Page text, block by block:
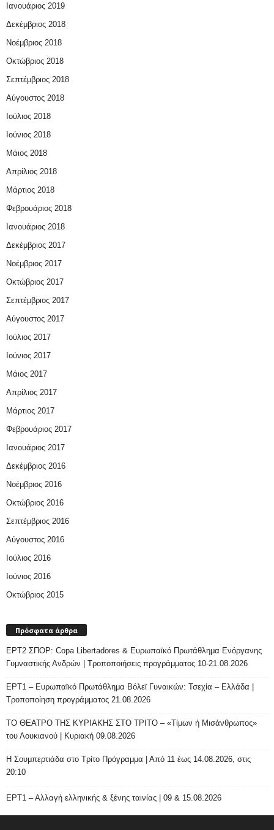
Ιανουάριος 2019
Δεκέμβριος 2018
Νοέμβριος 2018
Οκτώβριος 2018
Σεπτέμβριος 2018
Αύγουστος 2018
Ιούλιος 2018
Ιούνιος 2018
Μάιος 2018
Απρίλιος 2018
Μάρτιος 2018
Φεβρουάριος 2018
Ιανουάριος 2018
Δεκέμβριος 2017
Νοέμβριος 2017
Οκτώβριος 2017
Σεπτέμβριος 2017
Αύγουστος 2017
Ιούλιος 2017
Ιούνιος 2017
Μάιος 2017
Απρίλιος 2017
Μάρτιος 2017
Φεβρουάριος 2017
Ιανουάριος 2017
Δεκέμβριος 2016
Νοέμβριος 2016
Οκτώβριος 2016
Σεπτέμβριος 2016
Αύγουστος 2016
Ιούλιος 2016
Ιούνιος 2016
Οκτώβριος 2015
Πρόσφατα άρθρα
ΕΡΤ2 ΣΠΟΡ: Copa Libertadores & Ευρωπαϊκό Πρωτάθλημα Ενόργανης
Γυμναστικής Ανδρών | Τροποποιήσεις προγράμματος 10-21.08.2026
ΕΡΤ1 – Ευρωπαϊκό Πρωτάθλημα Βόλεϊ Γυναικών: Τσεχία – Ελλάδα |
Τροποποίηση προγράμματος 21.08.2026
ΤΟ ΘΕΑΤΡΟ ΤΗΣ ΚΥΡΙΑΚΗΣ ΣΤΟ ΤΡΙΤΟ – «Τίμων ή Μισάνθρωπος»
του Λουκιανού | Κυριακή 09.08.2026
H Σουμπερτιάδα στο Τρίτο Πρόγραμμα | Από 11 έως 14.08.2026, στις
20:10
ΕΡΤ1 – Αλλαγή ελληνικής & ξένης ταινίας | 09 & 15.08.2026